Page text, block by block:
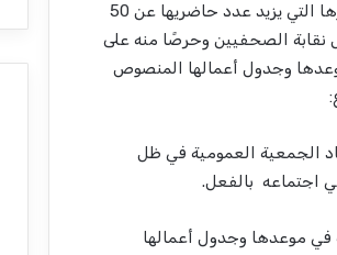
لوقف انتشارها وتهديدها لحياة المصريين، ومن بينها منع التجمعات بشتى صورها التي يزيد عدد حاضريها عن 50
الصحفيين وحرصًا منه على
وجدول أعمالها المنصوص
الجمعية العمومية في ظل
اجتماعه بالفعل.
في موعدها وجدول أعمالها